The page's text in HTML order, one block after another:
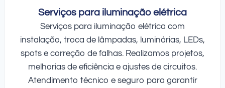
Serviços para iluminação elétrica
Serviços para iluminação elétrica com
instalação, troca de lâmpadas, luminárias, LEDs,
spots e correção de falhas. Realizamos projetos,
melhorias de eficiência e ajustes de circuitos.
Atendimento técnico e seguro para garantir